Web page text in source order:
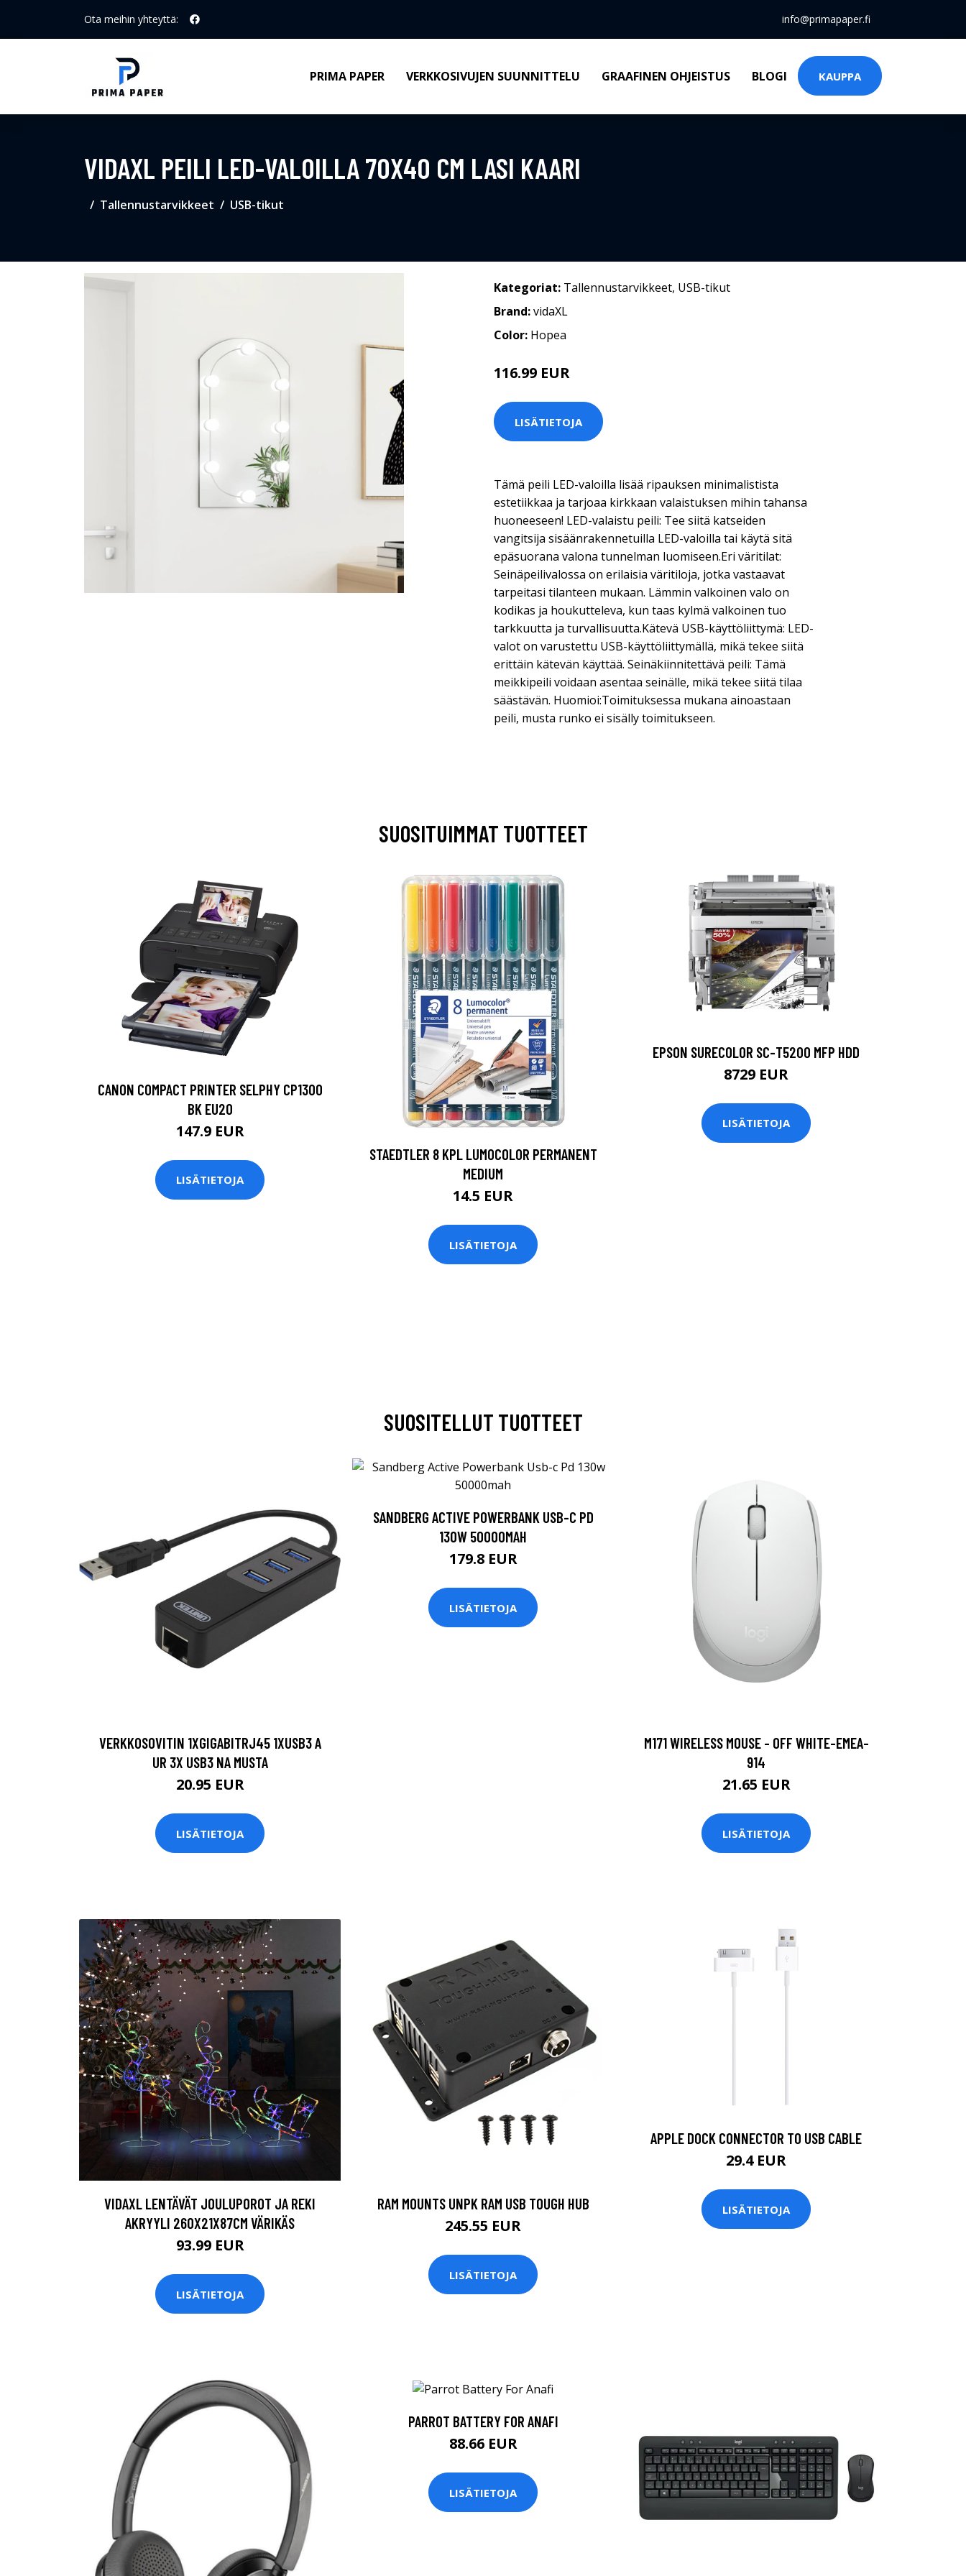
Ota meihin yhteyttä: info@primapaper.fi
PRIMA PAPER VERKKOSIVUJEN SUUNNITTELU GRAAFINEN OHJEISTUS BLOGI KAUPPA
VIDAXL PEILI LED-VALOILLA 70X40 CM LASI KAARI
Tallennustarvikkeet USB-tikut
Kategoriat: Tallennustarvikkeet, USB-tikut
Brand:vidaXL
Color: Hopea
116.99 EUR
LISÄTIETOJA
Tämä peili LED-valoilla lisää ripauksen minimalistista
estetiikkaa ja tarjoaa kirkkaan valaistuksen mihin tahansa
huoneeseen! LED-valaistu peili: Tee siitä katseiden
vangitsija sisäänrakennetuilla LED-valoilla tai käytä sitä
epäsuorana valona tunnelman luomiseen.Eri väritilat:
Seinäpeilivalossa on erilaisia väritiloja, jotka vastaavat
tarpeitasi tilanteen mukaan. Lämmin valkoinen valo on
kodikas ja houkutteleva, kun taas kylmä valkoinen tuo
tarkkuutta ja turvallisuutta.Kätevä USB-käyttöliittymä: LED-
valot on varustettu USB-käyttöliittymällä, mikä tekee siitä
erittäin kätevän käyttää. Seinäkiinnitettävä peili: Tämä
meikkipeili voidaan asentaa seinälle, mikä tekee siitä tilaa
säästävän. Huomioi:Toimituksessa mukana ainoastaan
peili, musta runko ei sisälly toimitukseen.
SUOSITUIMMAT TUOTTEET
CANON COMPACT PRINTER SELPHY CP1300
BK EU20
147.9 EUR
LISÄTIETOJA
STAEDTLER 8 KPL LUMOCOLOR PERMANENT
MEDIUM
14.5 EUR
LISÄTIETOJA
EPSON SURECOLOR SC-T5200 MFP HDD
8729 EUR
LISÄTIETOJA
SUOSITELLUT TUOTTEET
VERKKOSOVITIN 1XGIGABITRJ45 1XUSB3 A
UR 3X USB3 NA MUSTA
20.95 EUR
LISÄTIETOJA
SANDBERG ACTIVE POWERBANK USB-C PD
130W 50000MAH
179.8 EUR
LISÄTIETOJA
M171 WIRELESS MOUSE - OFF WHITE-EMEA-
914
21.65 EUR
LISÄTIETOJA
VIDAXL LENTÄVÄT JOULUPOROT JA REKI
AKRYYLI 260X21X87CM VÄRIKÄS
93.99 EUR
LISÄTIETOJA
RAM MOUNTS UNPK RAM USB TOUGH HUB
245.55 EUR
LISÄTIETOJA
APPLE DOCK CONNECTOR TO USB CABLE
29.4 EUR
LISÄTIETOJA
PARROT BATTERY FOR ANAFI
88.66 EUR
LISÄTIETOJA